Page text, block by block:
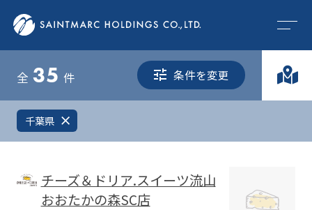
千葉県 close
全 35 件 条件を変更
チーズ＆ドリア.スイーツ流山
おおたかの森SC店